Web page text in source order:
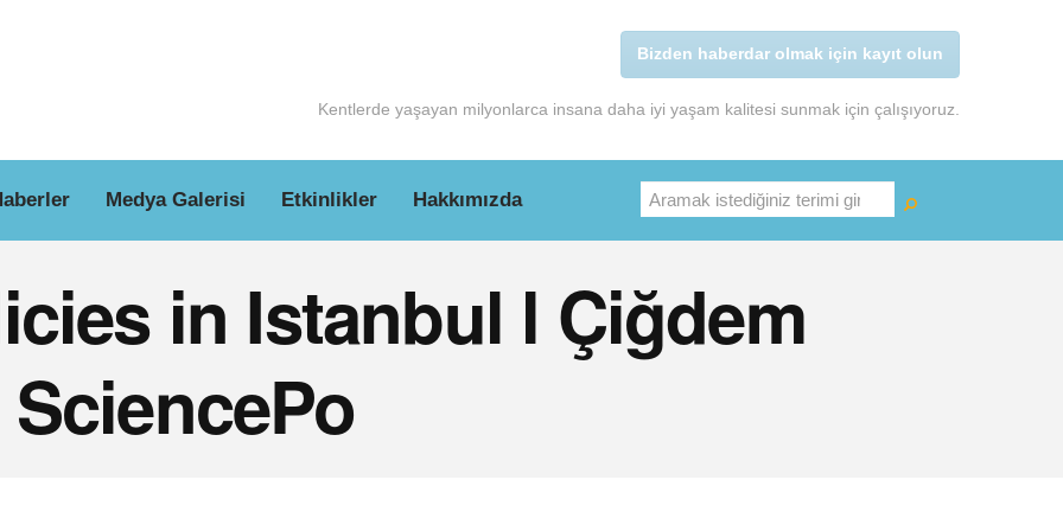
Kentlerde yaşayan milyonlarca insana daha iyi yaşam kalitesi sunmak için çalışıyoruz.
Bizden haberdar olmak için kayıt olun
Medya Galerisi Etkinlikler Hakkımızda Ara
in Istanbul l Çiğdem